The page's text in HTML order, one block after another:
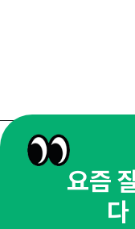
매주 화요일 아침,
마케팅 감각을 깨
65,043명의 마케터를 성장
요즘